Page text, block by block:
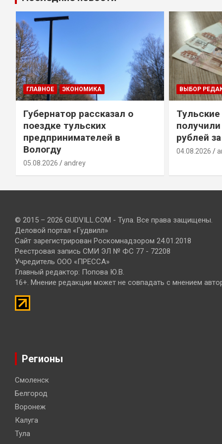
ГЛАВНОЕ ЭКОНОМИКА
Губернатор рассказал о
поездке тульских
предпринимателей в
Вологду
05.08.2026 andrey
ВЫБОР
рублей
04.08.2026
© 2015 – 2026 GUDVILL.COM - Тула. Все права защищены.
Деловой портал «Гудвилл»
Сайт зарегистрирован Роскомнадзором 24.01.2018
Реестровая запись СМИ ЭЛ № ФС 77 - 72208
Учредитель ООО «ПРЕССА»
Главный редактор: Попова Ю.В.
16+. Мнение редакции может не совпадать с мнением
Регионы
Смоленск
Белгород
Воронеж
Калуга
Тула